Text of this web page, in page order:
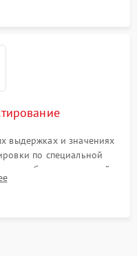
выдержках и значениях
по специальной
работы встроенной
управления.